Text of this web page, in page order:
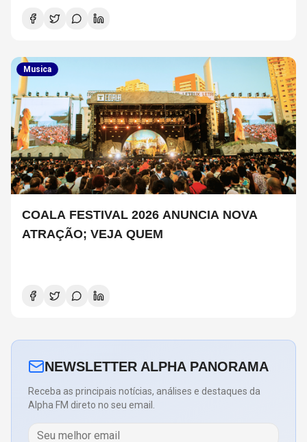
Musica
COALA FESTIVAL 2026 ANUNCIA NOVA
ATRAÇÃO; VEJA QUEM
NEWSLETTER ALPHA PANORAMA
Receba as principais notícias, análises e destaques da
Alpha FM direto no seu email.